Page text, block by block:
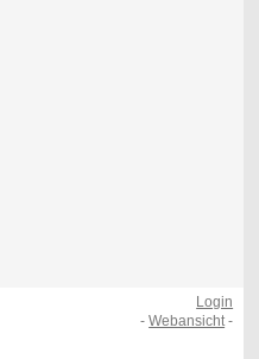
Login
-Webansicht -